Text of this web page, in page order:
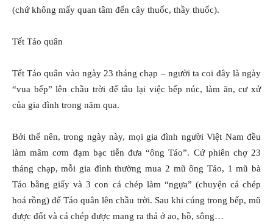
(chứ không mấy quan tâm đến cây thuốc, thầy thuốc).
Tết Táo quân
Tết Táo quân vào ngày 23 tháng chạp – người ta coi đây là ngày
“vua bếp” lên chầu trời để tâu lại việc bếp núc, làm ăn, cư xử
của gia đình trong năm qua.
Bởi thế nên, trong ngày này, mọi gia đình người Việt Nam đều
làm mâm cơm đạm bạc tiễn đưa “ông Táo”. Cứ phiên chợ 23
tháng chạp, mỗi gia đình thường mua 2 mũ ông Táo, 1 mũ bà
Táo bằng giấy và 3 con cá chép làm “ngựa” (chuyện cá chép
hoá rồng) đế Táo quân lên chầu trời. Sau khi cúng trong bếp, mũ
được đốt và cá chép được mang ra thả ở ao, hồ, sông…